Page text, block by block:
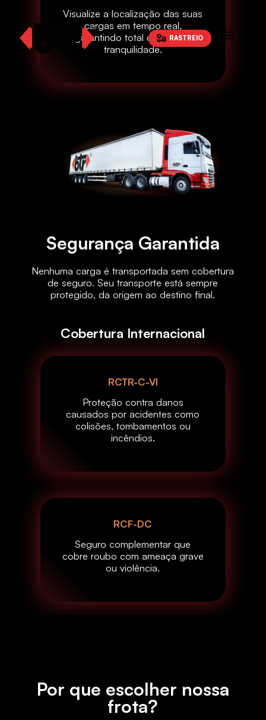
RASTREIO
Visualize a localização das suas
cargas em tempo real,
garantindo total controle e
tranquilidade.
Segurança Garantida
Nenhuma carga é transportada sem cobertura
de seguro. Seu transporte está sempre
protegido, da origem ao destino final.
Cobertura Internacional
RCTR-C-VI
Proteção contra danos
causados por acidentes como
colisões, tombamentos ou
incêndios.
RCF-DC
Seguro complementar que
cobre roubo com ameaça grave
ou violência.
Por que escolher nossa
frota?